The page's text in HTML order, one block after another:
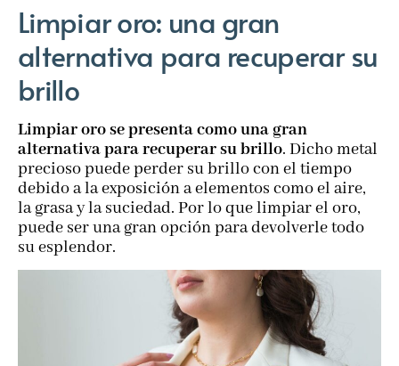
Limpiar oro: una gran
alternativa para recuperar su
brillo
Limpiar oro se presenta como una gran
alternativa para recuperar su brillo. Dicho metal
precioso puede perder su brillo con el tiempo
debido a la exposición a elementos como el aire,
la grasa y la suciedad. Por lo que limpiar el oro,
puede ser una gran opción para devolverle todo
su esplendor.